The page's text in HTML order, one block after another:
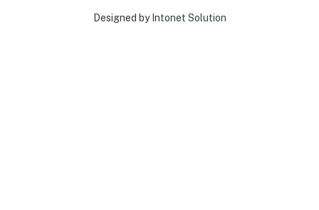
Designed by Intonet Solution